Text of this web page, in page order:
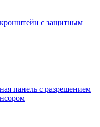
с защитным
панель с разрешением